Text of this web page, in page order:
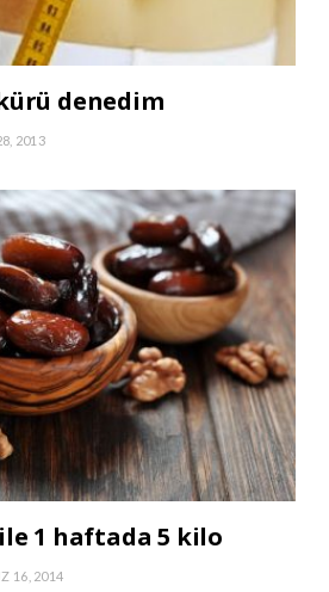
denedim
2013
1 haftada 5 kilo
16, 2014